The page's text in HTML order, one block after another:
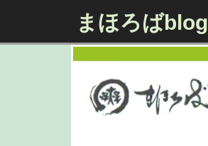
まほろばblog